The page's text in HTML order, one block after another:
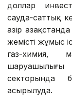
доллар
сауда-саттық
Қазір
жемісті жұмыс
газ-
шаруашылығы
секторында
асырылуда.